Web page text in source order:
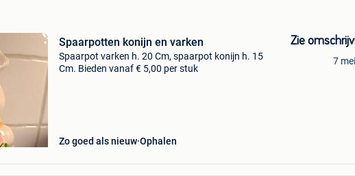
Spaarpotten konijn en varken
Spaarpot varken h. 20 Cm, spaarpot konijn h. 15
Cm. Bieden vanaf € 5,00 per stuk
Zo goed als nieuw Ophalen
Zie
7